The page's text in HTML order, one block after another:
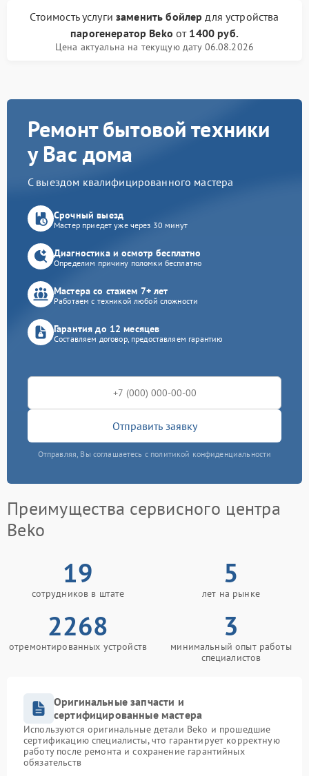
Стоимость услугизаменить бойлер для устройства
парогенератор Beko от 1400 руб.
Цена актуальна на текущую дату 06.08.2026
Ремонт бытовой техники
у Вас дома
С выездом квалифицированного мастера
Срочный выезд
Мастер приедет уже через 30 минут
Диагностика и осмотр бесплатно
Определим причину поломки бесплатно
Мастера со стажем 7+ лет
Работаем с техникой любой сложности
Гарантия до 12 месяцев
Составляем договор, предоставляем гарантию
Отправить заявку
Отправляя, Вы соглашаетесь с политикой конфиденциальности
Преимущества сервисного центра
Beko
19
сотрудников в штате
5
лет на рынке
2268
отремонтированных устройств
3
минимальный опыт работы
специалистов
Оригинальные запчасти и
сертифицированные мастера
Используются оригинальные детали Beko и прошедшие
сертификацию специалисты, что гарантирует корректную
работу после ремонта и сохранение гарантийных
обязательств